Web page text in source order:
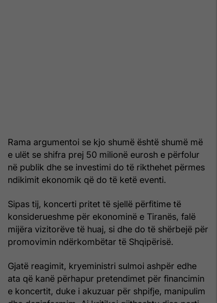
Rama argumentoi se kjo shumë është shumë më
e ulët se shifra prej 50 milionë eurosh e përfolur
në publik dhe se investimi do të rikthehet përmes
ndikimit ekonomik që do të ketë eventi.
Sipas tij, koncerti pritet të sjellë përfitime të
konsiderueshme për ekonominë e Tiranës, falë
mijëra vizitorëve të huaj, si dhe do të shërbejë për
promovimin ndërkombëtar të Shqipërisë.
Gjatë reagimit, kryeministri sulmoi ashpër edhe
ata që kanë përhapur pretendimet për financimin
e koncertit, duke i akuzuar për shpifje, manipulim